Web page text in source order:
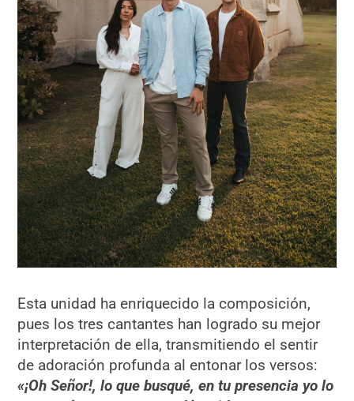
Esta unidad ha enriquecido la composición,
pues los tres cantantes han logrado su mejor
interpretación de ella, transmitiendo el sentir
de adoración profunda al entonar los versos:
«¡Oh Señor!, lo que busqué, en tu presencia yo lo